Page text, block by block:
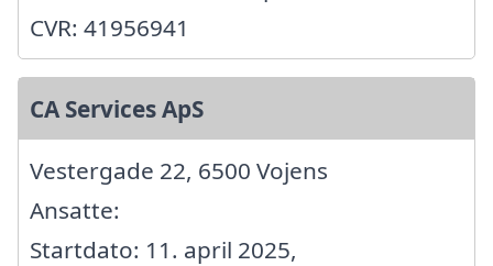
CVR: 41956941
CA Services ApS
Vestergade 22, 6500 Vojens
Ansatte:
Startdato: 11. april 2025,